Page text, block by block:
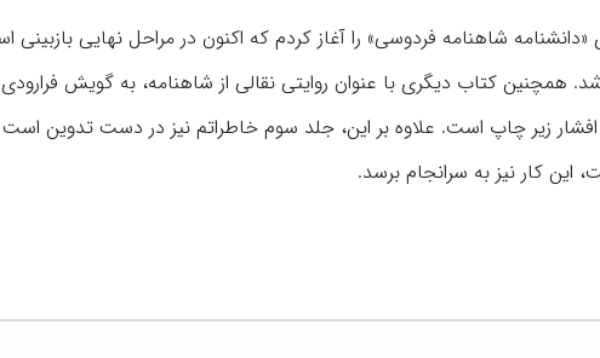
شاهنامه فردوسی» را آغاز کردم که اکنون در مراحل نهایی
همچنین کتاب دیگری با عنوان روایتی نقالی از شاهنامه، به گویش
افشار زیر چاپ است. علاوه بر این، جلد سوم خاطراتم نیز در دست تدوین
این کار نیز به سرانجام برسد.